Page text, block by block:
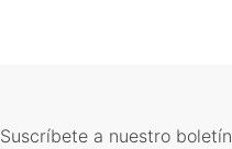
Suscríbete a nuestro boletín